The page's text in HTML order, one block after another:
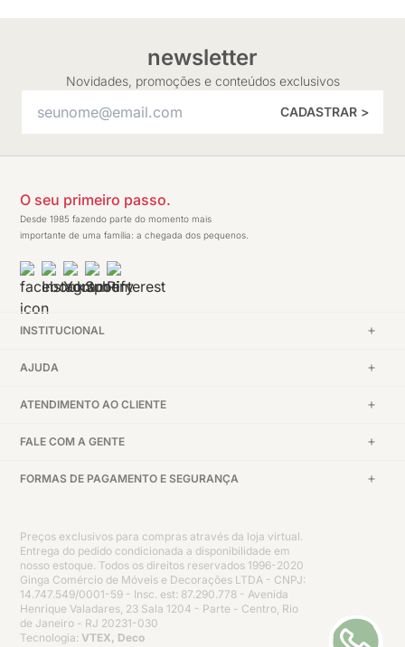
newsletter
Novidades, promoções e conteúdos exclusivos
CADASTRAR >
O seu primeiro passo.
Desde 1985 fazendo parte do momento mais
importante de uma família: a chegada dos pequenos.
INSTITUCIONAL
AJUDA
ATENDIMENTO AO CLIENTE
FALE COM A GENTE
FORMAS DE PAGAMENTO E SEGURANÇA
Preços exclusivos para compras através da loja virtual.
Entrega do pedido condicionada a disponibilidade em
nosso estoque. Todos os direitos reservados 1996-2020
Ginga Comércio de Móveis e Decorações LTDA - CNPJ:
14.747.549/0001-59 - Insc. est: 87.290.778 - Avenida
Henrique Valadares, 23 Sala 1204 - Parte - Centro, Rio
de Janeiro - RJ 20231-030
Tecnologia: VTEX, Deco